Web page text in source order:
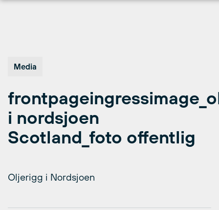
Media
i nordsjoen
Scotland_foto offentlig
Oljerigg i Nordsjoen